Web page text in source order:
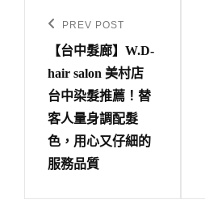
Previous
Post
PREV POST
【台中髮廊】W.D-
hair salon 美村店
台中染髮推薦！替
客人量身調配髮
色，用心又仔細的
服務品質